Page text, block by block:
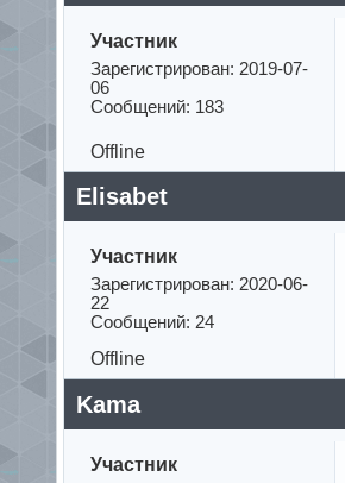
Участник
Зарегистрирован: 2019-07-
06
Сообщений: 183
Offline
Elisabet
Участник
Зарегистрирован: 2020-06-
22
Сообщений: 24
Offline
Kama
Участник